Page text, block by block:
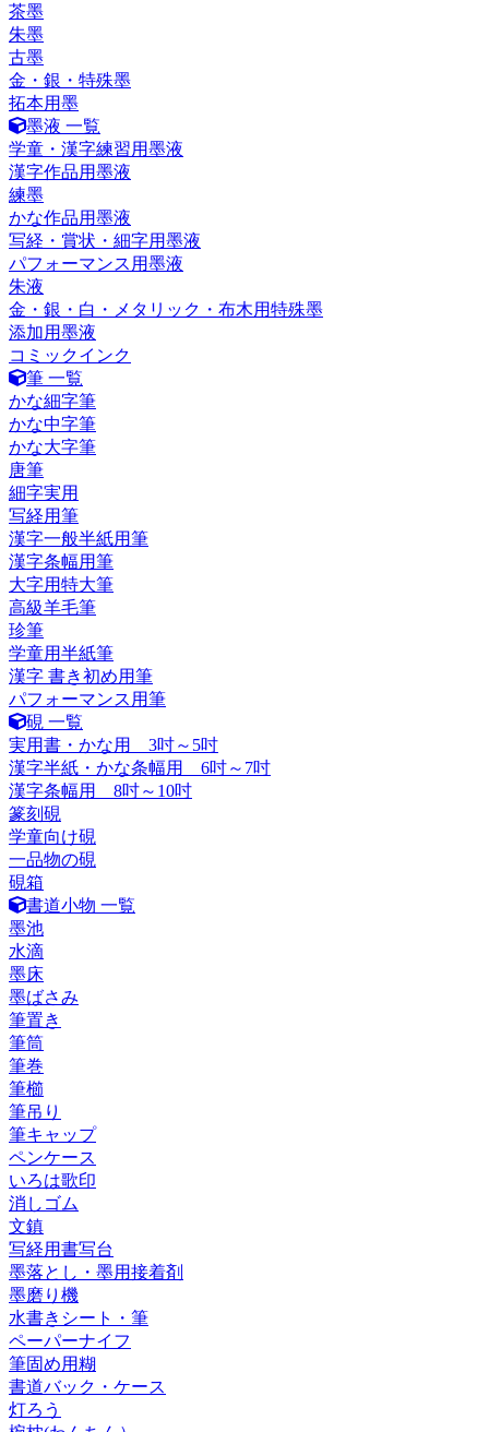
茶墨
朱墨
古墨
金・銀・特殊墨
拓本用墨
墨液 一覧
学童・漢字練習用墨液
漢字作品用墨液
練墨
かな作品用墨液
写経・賞状・細字用墨液
パフォーマンス用墨液
朱液
金・銀・白・メタリック・布木用特殊墨
添加用墨液
コミックインク
筆 一覧
かな細字筆
かな中字筆
かな大字筆
唐筆
細字実用
写経用筆
漢字一般半紙用筆
漢字条幅用筆
大字用特大筆
高級羊毛筆
珍筆
学童用半紙筆
漢字 書き初め用筆
パフォーマンス用筆
硯 一覧
実用書・かな用 3吋～5吋
漢字半紙・かな条幅用 6吋～7吋
漢字条幅用 8吋～10吋
篆刻硯
学童向け硯
一品物の硯
硯箱
書道小物 一覧
墨池
水滴
墨床
墨ばさみ
筆置き
筆筒
筆巻
筆櫛
筆吊り
筆キャップ
ペンケース
いろは歌印
消しゴム
文鎮
写経用書写台
墨落とし・墨用接着剤
墨磨り機
水書きシート・筆
ペーパーナイフ
筆固め用糊
書道バック・ケース
灯ろう